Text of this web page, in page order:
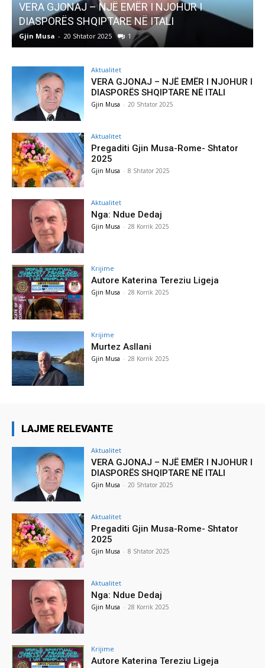
I NJOHUR I
NË ITALI
AKTUALITET
Pregaditi Gjin Musa-
Gjin Musa
Aktualitet
VERA GJONAJ – NJË EMËR I NJOHUR I
DIASPORËS SHQIPTARE NË ITALI
Gjin Musa - 20 Shtator 2025
Aktualitet
Pregaditi Gjin Musa-Rome- Shtator
2025
Gjin Musa - 8 Shtator 2025
Aktualitet
Nga: Ndue Dedaj
Gjin Musa - 28 Korrik 2025
Krijime
Autore Katerina Tereziu Ligeja
Gjin Musa - 28 Korrik 2025
Krijime
Murtez Asllani
Gjin Musa - 28 Korrik 2025
LAJME RELEVANTE
Aktualitet
VERA GJONAJ – NJË EMËR I NJOHUR I
DIASPORËS SHQIPTARE NË ITALI
Gjin Musa - 20 Shtator 2025
Aktualitet
Pregaditi Gjin Musa-Rome- Shtator
2025
Gjin Musa - 8 Shtator 2025
Aktualitet
Nga: Ndue Dedaj
Gjin Musa - 28 Korrik 2025
Krijime
Autore Katerina Tereziu Ligeja